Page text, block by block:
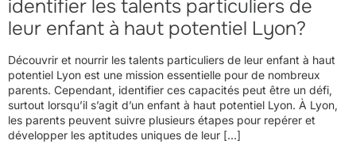
identifier les talents particuliers de
leur enfant à haut potentiel Lyon?
Découvrir et nourrir les talents particuliers de leur enfant à haut
potentiel Lyon est une mission essentielle pour de nombreux
parents. Cependant, identifier ces capacités peut être un défi,
surtout lorsqu’il s’agit d’un enfant à haut potentiel Lyon. À Lyon,
les parents peuvent suivre plusieurs étapes pour repérer et
développer les aptitudes uniques de leur […]